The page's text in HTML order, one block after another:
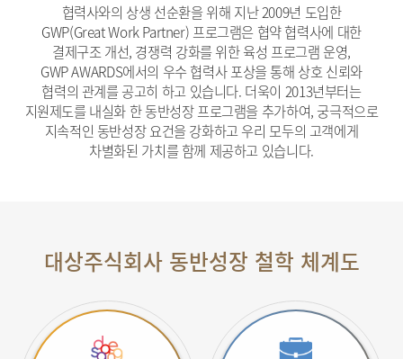
협력사와의 상생 선순환을 위해 지난 2009년 도입한
GWP(Great Work Partner) 프로그램은 협약 협력사에 대한
결제구조 개선, 경쟁력 강화를 위한 육성 프로그램 운영,
GWP AWARDS에서의 우수 협력사 포상을 통해 상호 신뢰와
협력의 관계를 공고히 하고 있습니다. 더욱이 2013년부터는
지원제도를 내실화 한 동반성장 프로그램을 추가하여, 궁극적으로
지속적인 동반성장 요건을 강화하고 우리 모두의 고객에게
차별화된 가치를 함께 제공하고 있습니다.
대상주식회사 동반성장 철학 체계도